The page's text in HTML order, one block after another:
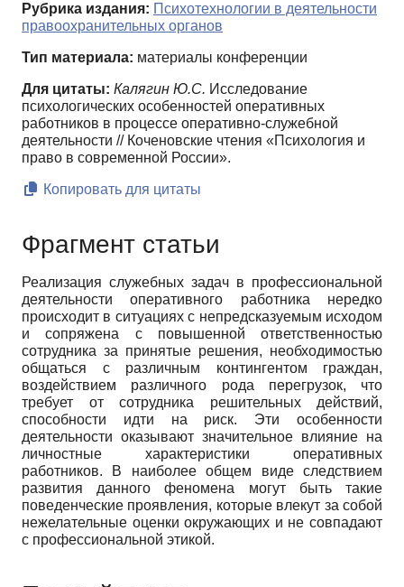
Рубрика издания: Психотехнологии в деятельности
правоохранительных органов
Тип материала: материалы конференции
Для цитаты: Калягин Ю.С. Исследование
психологических особенностей оперативных
работников в процессе оперативно-служебной
деятельности // Коченовские чтения «Психология и
право в современной России».
Копировать для цитаты
Фрагмент статьи
Реализация служебных задач в профессиональной
деятельности оперативного работника нередко
происходит в ситуациях с непредсказуемым исходом
и сопряжена с повышенной ответственностью
сотрудника за принятые решения, необходимостью
общаться с различным контингентом граждан,
воздействием различного рода перегрузок, что
требует от сотрудника решительных действий,
способности идти на риск. Эти особенности
деятельности оказывают значительное влияние на
личностные характеристики оперативных
работников. В наиболее общем виде следствием
развития данного феномена могут быть такие
поведенческие проявления, которые влекут за собой
нежелательные оценки окружающих и не совпадают
с профессиональной этикой.